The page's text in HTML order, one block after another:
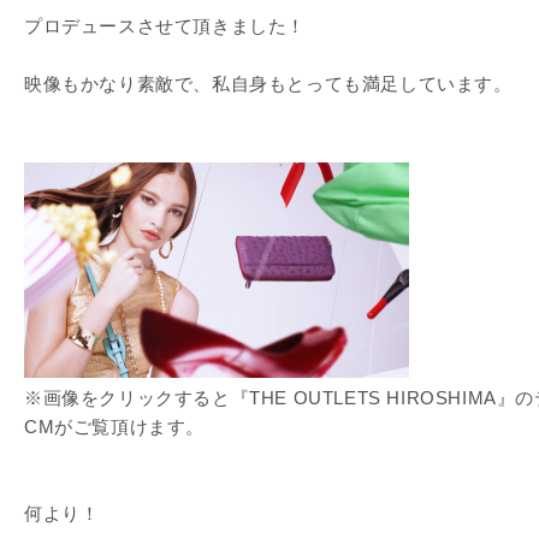
プロデュースさせて頂きました！
映像もかなり素敵で、私自身もとっても満足しています。
※画像をクリックすると『THE OUTLETS HIROSHIMA』の
CMがご覧頂けます。
何より！